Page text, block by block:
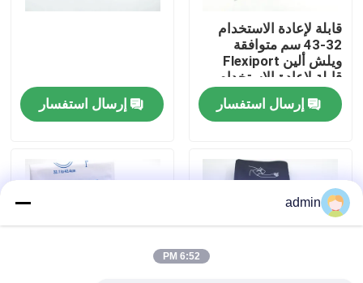
اتصل بنا
طلب اقتباس
كابل الاستشعار SpO2
مستشعر SPO2 القابل للتصرف
قابلة لإعادة الاستخدام
32-43 سم متوافقة
ويلش ألين Flexiport
قابلة لإعادة الاستخدام
NIBP الأكمام 12 الكبار
إرسال استفسار إرسال استفسار
admin
6:52 PM